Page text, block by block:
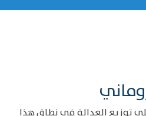
توزيع العدالة في نطاق هذا